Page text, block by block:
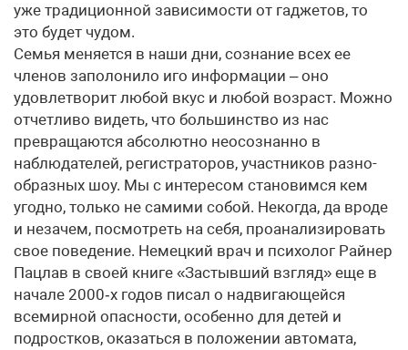
уже традиционной зависимости от гаджетов, то
это будет чудом.
Семья меняется в наши дни, сознание всех ее
членов заполонило иго информации – оно
удовлетворит любой вкус и любой возраст. Можно
отчетливо видеть, что большинство из нас
превращаются абсолютно неосознанно в
наблюдателей, регистраторов, участников разно­
образных шоу. Мы с интересом становимся кем
угодно, только не самими собой. Некогда, да вроде
и незачем, посмотреть на себя, проанализировать
свое поведение. Немецкий врач и психолог Райнер
Пацлав в своей книге «Застывший взгляд» еще в
начале 2000‑х годов писал о надвигающейся
всемирной опасности, особенно для детей и
подростков, оказаться в положении автомата,